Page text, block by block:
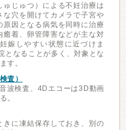
じゅつ）による不妊治療は
な穴を開けてカメラで子宮や
因となる病気を同時に治療
着、卵管障害などが主な対
娠しやすい状態に近づけま
となることが多く、対象とな
す。
査）
波検査、4Dエコーは3D動画
。
に凍結保存しておき、別の